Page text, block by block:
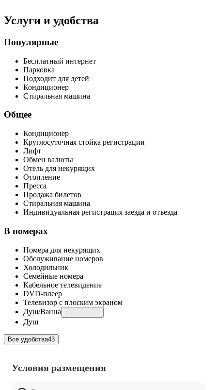
Услуги и удобства
Популярные
Бесплатный интернет
Парковка
Подходит для детей
Кондиционер
Стиральная машина
Общее
Кондиционер
Круглосуточная стойка регистрации
Лифт
Обмен валюты
Отель для некурящих
Отопление
Пресса
Продажа билетов
Стиральная машина
Индивидуальная регистрация заезда и отъезда
В номерах
Номера для некурящих
Обслуживание номеров
Холодильник
Семейные номера
Кабельное телевидение
DVD-плеер
Телевизор с плоским экраном
Душ/Ванна
Душ
Все удобства43
Условия размещения